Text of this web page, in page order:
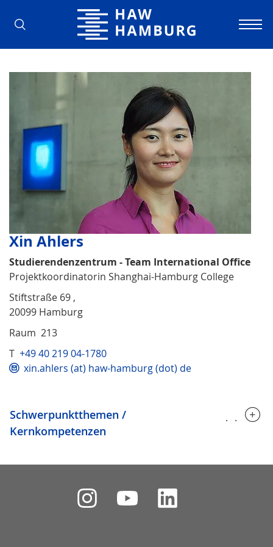
Hochschule für Angewandte
Xin Ahlers
Studierendenzentrum - Team International Office
Projektkoordinatorin Shanghai-Hamburg College
Stiftstraße 69 ,
20099 Hamburg
Raum 213
T +49 40 219 04-1780
xin.ahlers (at) haw-hamburg (dot) de
Schwerpunktthemen /
Kernkompetenzen